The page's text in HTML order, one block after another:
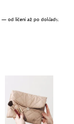
— od líčení až po doklady.